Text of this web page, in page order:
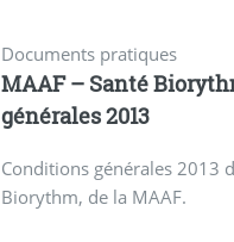
Documents pratiques
MAAF – Santé
générales 2013
Conditions générales 2013
Biorythm, de la MAAF.